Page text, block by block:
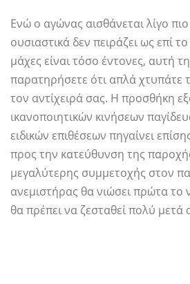
Ενώ ο αγώνας αισθάνεται λίγο
ουσιαστικά δεν πειράζει ως επί
μάχες είναι τόσο έντονες, αυτή
παρατηρήσετε ότι απλά χτυπάτε
τον αντίχειρά σας. Η προσθήκη
ικανοποιητικών κινήσεων
ειδικών επιθέσεων πηγαίνει
προς την κατεύθυνση της
μεγαλύτερης συμμετοχής στον
ανεμιστήρας θα νιώσει πρώτα
θα πρέπει να ζεσταθεί πολύ μετά